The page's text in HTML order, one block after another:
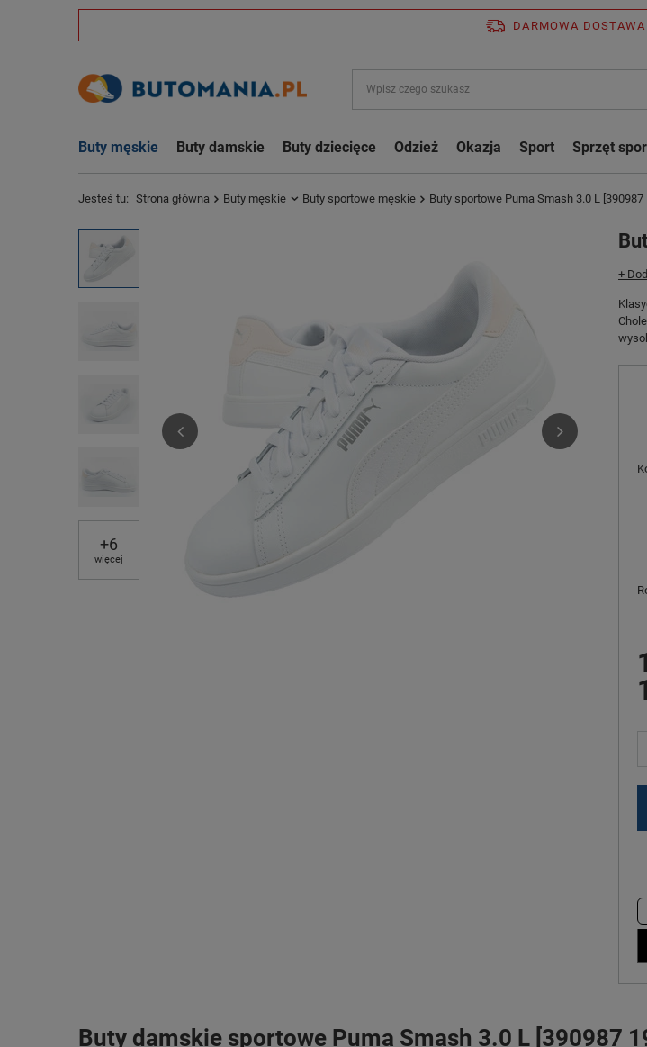
DARMOWA DOSTAWA
Buty męskie Buty damskie Buty dziecięce Odzież Okazja Sport Sprzęt
Jesteś tu: Strona główna Buty męskie Buty sportowe męskie Buty sportowe Puma Smash 3.0 L [390987
+6
więcej
+
Buty damskie sportowe Puma Smash 3.0 L [390987